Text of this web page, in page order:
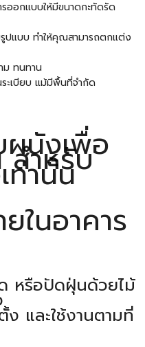
ออกแบบให้มีขนาดกะทัดรัด
ปแบบ ทำให้คุณสามารถตกแต่ง
ม ทนทาน
ะเบียบ แม้มีพื้นที่จำกัด
นังเพื่อ
สำหรับ
ท่านั้น
ในอาคาร
หรือปัดฝุ่นด้วยไม้
และใช้งานตามที่